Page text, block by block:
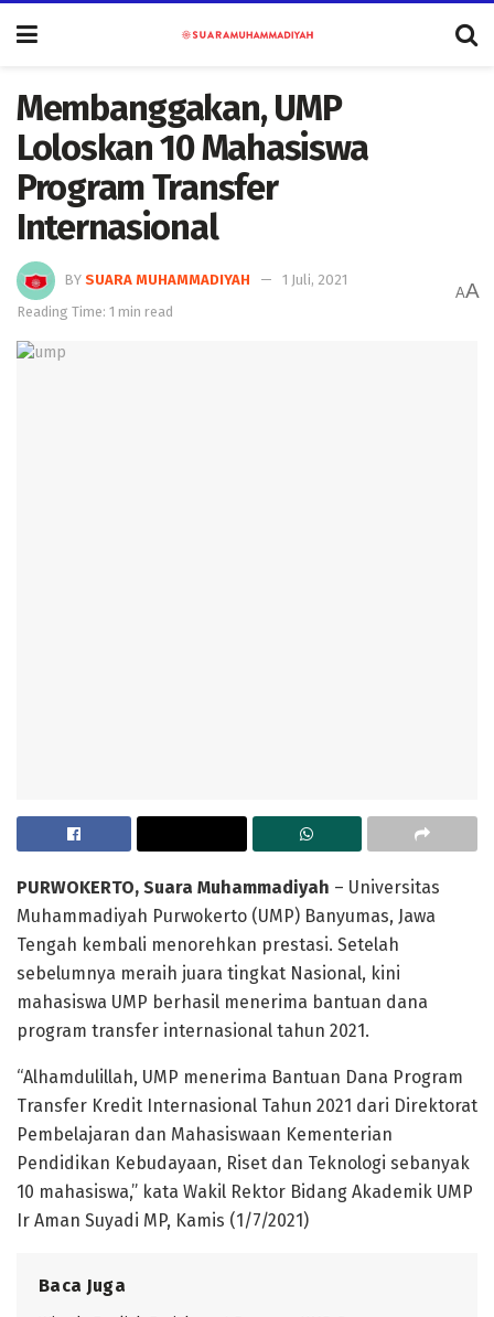
Membanggakan, UMP
Loloskan 10 Mahasiswa
Program Transfer
Internasional
BY SUARA MUHAMMADIYAH
1 Juli, 2021
Reading Time: 1 min read
AA
PURWOKERTO, Suara Muhammadiyah – Universitas
Muhammadiyah Purwokerto (UMP) Banyumas, Jawa
Tengah kembali menorehkan prestasi. Setelah
sebelumnya meraih juara tingkat Nasional, kini
mahasiswa UMP berhasil menerima bantuan dana
program transfer internasional tahun 2021.
“Alhamdulillah, UMP menerima Bantuan Dana Program
Transfer Kredit Internasional Tahun 2021 dari Direktorat
Pembelajaran dan Mahasiswaan Kementerian
Pendidikan Kebudayaan, Riset dan Teknologi sebanyak
10 mahasiswa,” kata Wakil Rektor Bidang Akademik UMP
Ir Aman Suyadi MP, Kamis (1/7/2021)
Baca Juga